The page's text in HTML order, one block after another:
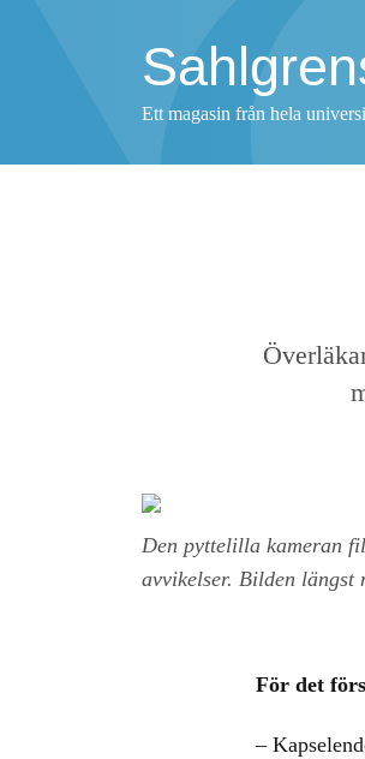
Ett magasin från hela
Den pyttelilla kameran
avvikelser. Bilden längst
För det
–